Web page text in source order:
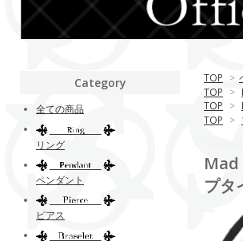
TOP >
TOP >
TOP >
TOP >
Mad
プタ
Category
全ての商品
リング
ペンダント
ピアス